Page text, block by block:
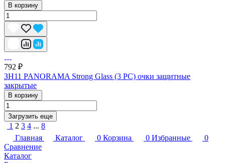
В корзину
792 ₽
ЗН11 PANORAMA Strong Glass (3 РС) очки защитные
закрытые
В корзину
Загрузить еще
1 2 3 4 ... 8
Главная
Каталог 0 Корзина 0 Избранные
0
Сравнение
Каталог